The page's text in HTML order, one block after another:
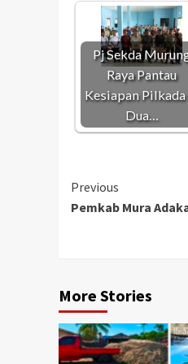
Pj Sekda
Raya Pantau
Kesiapan Pilkada
Dua…
Continue
Reading
Previous
Pemkab Mura
More Stories